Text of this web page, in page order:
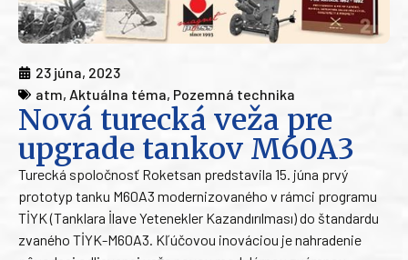
23 júna, 2023
atm, Aktuálna téma, Pozemná technika
Nová turecká veža pre
upgrade tankov M60A3
Turecká spoločnosť Roketsan predstavila 15. júna prvý
prototyp tanku M60A3 modernizovaného v rámci programu
TİYK (Tanklara İlave Yetenekler Kazandırılması) do štandardu
zvaného TİYK-M60A3. Kľúčovou inováciou je nahradenie